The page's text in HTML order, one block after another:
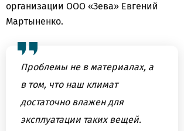
организации ООО «Зева» Евгений
Мартыненко.
Проблемы не в материалах, а
в том, что наш климат
достаточно влажен для
эксплуатации таких вещей.